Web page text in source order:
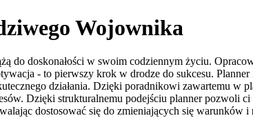
Wojownika
do doskonałości w swoim codziennym życiu.
- to pierwszy krok w drodze do sukcesu.
działania. Dzięki poradnikowi zawartemu w
Dzięki strukturalnemu podejściu planner pozwoli
dostosować się do zmieniających się warunków i